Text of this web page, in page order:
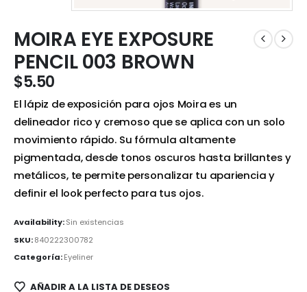
MOIRA EYE EXPOSURE
PENCIL 003 BROWN
$5.50
El lápiz de exposición para ojos Moira es un
delineador rico y cremoso que se aplica con un solo
movimiento rápido. Su fórmula altamente
pigmentada, desde tonos oscuros hasta brillantes y
metálicos, te permite personalizar tu apariencia y
definir el look perfecto para tus ojos.
Availability:Sin existencias
SKU:840222300782
Categoría:Eyeliner
AÑADIR A LA LISTA DE DESEOS